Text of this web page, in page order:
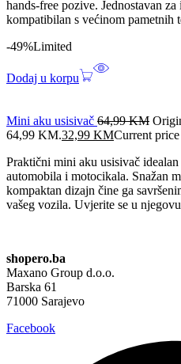
hands-free pozive. Jednostavan
kompatibilan s većinom pametnih
-49%Limited
Dodaj u korpu
Mini aku usisivač 64,99KM
64,99 KM.32,99 KMCurrent
Praktični mini aku usisivač
automobila i motocikala. Snažan
kompaktan dizajn čine ga
vašeg vozila. Uvjerite se u
shopero.ba
Maxano Group d.o.o.
Barska 61
71000 Sarajevo
Facebook